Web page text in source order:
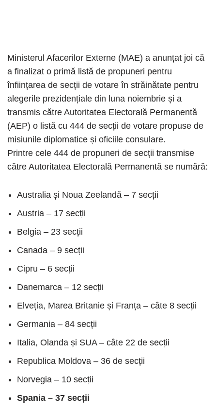
Ministerul Afacerilor Externe (MAE) a anunțat joi că
a finalizat o primă listă de propuneri pentru
înființarea de secții de votare în străinătate pentru
alegerile prezidențiale din luna noiembrie și a
transmis către Autoritatea Electorală Permanentă
(AEP) o listă cu 444 de secții de votare propuse de
misiunile diplomatice și oficiile consulare.
Printre cele 444 de propuneri de secții transmise
către Autoritatea Electorală Permanentă se numără:
Australia și Noua Zeelandă – 7 secții
Austria – 17 secții
Belgia – 23 secții
Canada – 9 secții
Cipru – 6 secții
Danemarca – 12 secții
Elveția, Marea Britanie și Franța – câte 8 secții
Germania – 84 secții
Italia, Olanda și SUA – câte 22 de secții
Republica Moldova – 36 de secții
Norvegia – 10 secții
Spania – 37 secții